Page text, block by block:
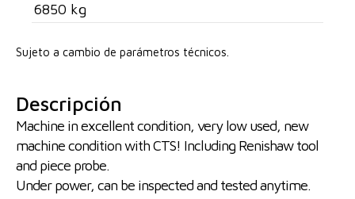
6850 kg
Sujeto a cambio de parámetros técnicos.
Descripción
Machine in excellent condition, very low used, new
machine condition with CTS! Including Renishaw tool
and piece probe.
Under power, can be inspected and tested anytime.